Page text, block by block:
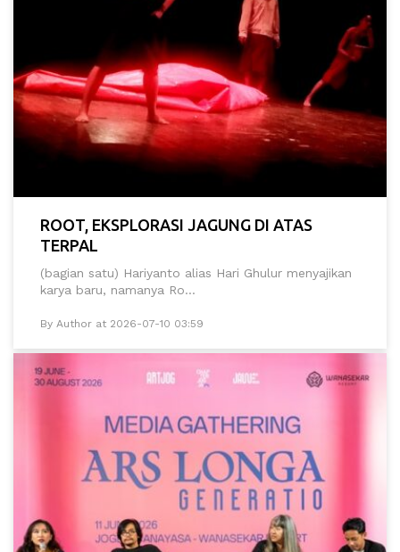
ROOT, EKSPLORASI JAGUNG DI ATAS
TERPAL
(bagian satu) Hariyanto alias Hari Ghulur menyajikan
karya baru, namanya Ro...
By Author at 2026-07-10 03:59